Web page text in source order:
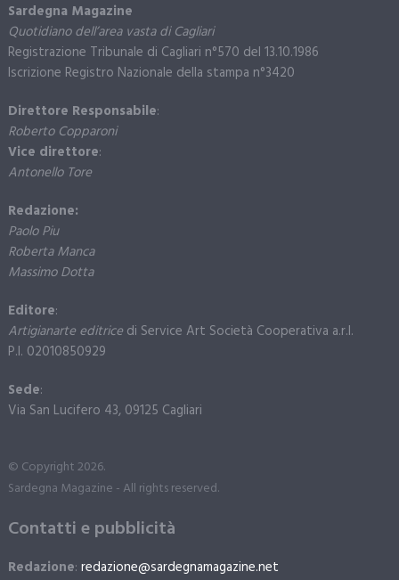
Sardegna Magazine
Quotidiano dell’area vasta di Cagliari
Registrazione Tribunale di Cagliari n°570 del 13.10.1986
Iscrizione Registro Nazionale della stampa n°3420
Direttore Responsabile:
Roberto Copparoni
Vice direttore:
Antonello Tore
Redazione:
Paolo Piu
Roberta Manca
Massimo Dotta
Editore:
Artigianarte editricedi Service Art Società Cooperativa a.r.l.
P.I. 02010850929
Sede:
Via San Lucifero 43, 09125 Cagliari
© Copyright 2026.
Sardegna Magazine - All rights reserved.
Contatti e pubblicità
Redazione: redazione@sardegnamagazine.net